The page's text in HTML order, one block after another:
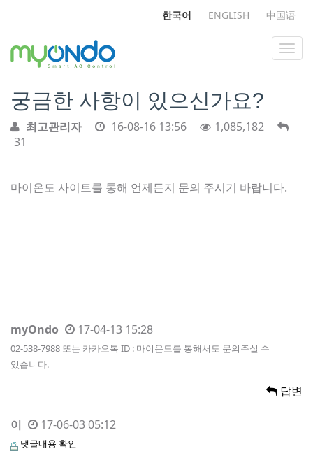
한국어 ENGLISH 中国语
궁금한 사항이 있으신가요?
최고관리자 16-08-16 13:56
1,085,182
31
마이온도 사이트를 통해 언제든지 문의 주시기 바랍니다.
myOndo 17-04-13 15:28
02-538-7988 또는 카카오톡 ID : 마이온도를 통해서도 문의주실 수
있습니다.
답변
이 17-06-03 05:12
댓글내용 확인